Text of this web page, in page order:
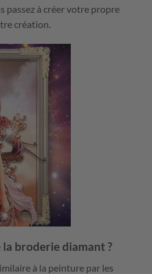
passez à créer votre propre
création.
broderie diamant ?
à la peinture par les